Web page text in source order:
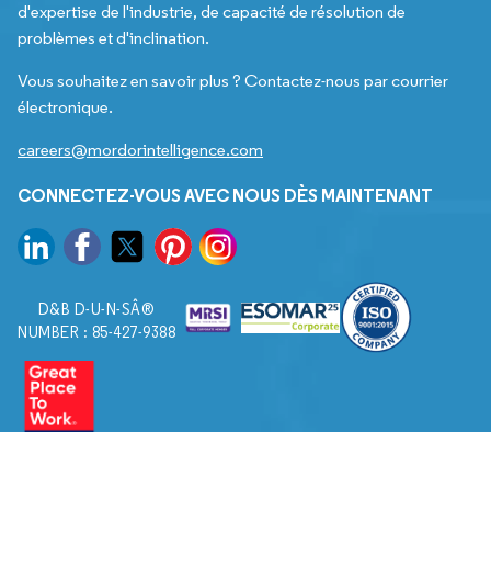
d'expertise de l'industrie, de capacité de résolution de
problèmes et d'inclination.
Vous souhaitez en savoir plus ? Contactez-nous par courrier
électronique.
careers@mordorintelligence.com
CONNECTEZ-VOUS AVEC NOUS DÈS MAINTENANT
D&B D-U-N-SÂ®
NUMBER : 85-427-9388